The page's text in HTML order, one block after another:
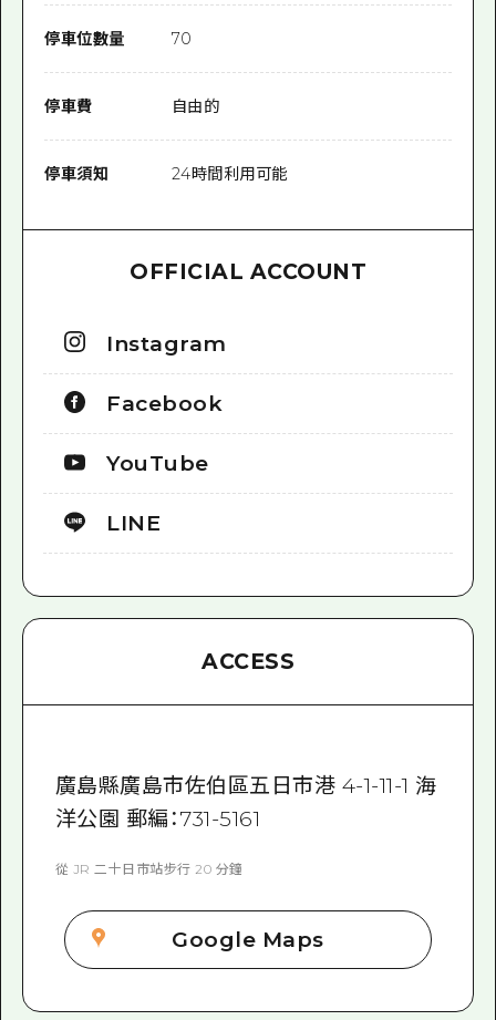
停車位數量 70
停車費 自由的
停車須知 24時間利用可能
OFFICIAL ACCOUNT
Instagram
Facebook
YouTube
LINE
ACCESS
廣島縣廣島市佐伯區五日市港 4-1-11-1 海
洋公園 郵編：731-5161
從 JR 二十日市站步行 20 分鐘
Google Maps